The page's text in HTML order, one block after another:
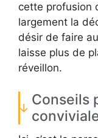
cette profusion
largement la
désir de faire
laisse plus de
réveillon.
Conseils